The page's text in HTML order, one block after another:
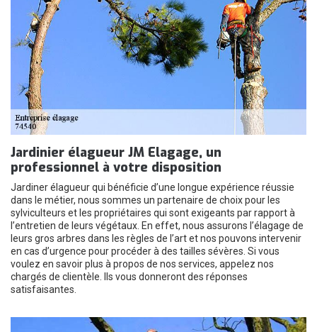
Jardinier élagueur JM Elagage, un
professionnel à votre disposition
Jardiner élagueur qui bénéficie d’une longue expérience réussie
dans le métier, nous sommes un partenaire de choix pour les
sylviculteurs et les propriétaires qui sont exigeants par rapport à
l’entretien de leurs végétaux. En effet, nous assurons l’élagage de
leurs gros arbres dans les règles de l’art et nos pouvons intervenir
en cas d’urgence pour procéder à des tailles sévères. Si vous
voulez en savoir plus à propos de nos services, appelez nos
chargés de clientèle. Ils vous donneront des réponses
satisfaisantes.